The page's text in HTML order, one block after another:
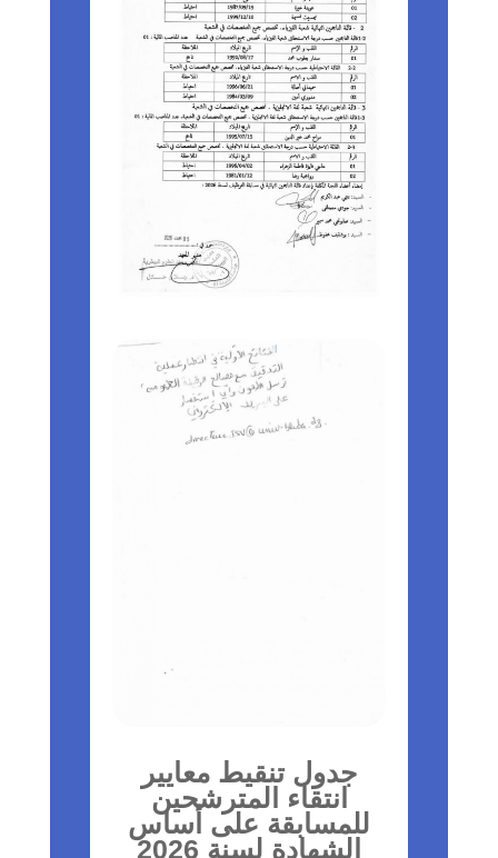
جدول تنقيط معايير
انتقاء المترشحين
للمسابقة على أساس
الشهادة لسنة 2026